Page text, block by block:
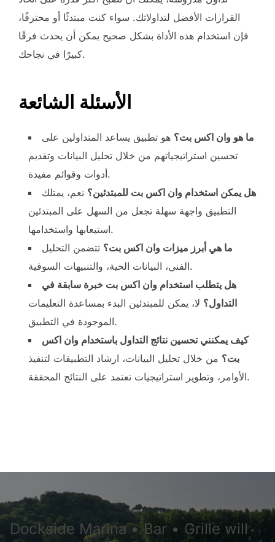
القرارات الأفضل لتداولاتك. سواء كنت مبتدئًا أو محترفًا،
فإن استخدام هذه الأداة بشكل صحيح يمكن أن يحدث فرقًا
كبيرًا في نجاحك.
الأسئلة الشائعة
ما هو وان اكس بت؟ هو تطبيق يساعد المتداولين على
تحسين استراتيجياتهم من خلال تحليل البيانات وتقديم
أدوات وقوائم مفيدة.
هل يمكن استخدام وان اكس بت للمبتدئين؟ نعم، يمتلك
التطبيق واجهة سهلة تجعل من السهل على المبتدئين
استيعابها واستخدامها.
ما هي أبرز ميزات وان اكس بت؟ تتضمن التحليل
الفني، البيانات الحية، والتنبيهات السوقية.
هل يتطلب استخدام وان اكس بت خبرة سابقة في
التداول؟ لا، يمكن للمبتدئين البدء بمساعدة التعليمات
الموجودة في التطبيق.
كيف يمكنني تحسين نتائج التداول باستخدام وان اكس
بت؟ من خلال تحليل البيانات، ارشاد التطبيقات لتنفيذ
الأوامر، وتطوير استراتيجيات تعتمد على النتائج المحققة.
Dockside Marina • Bar • Grille will